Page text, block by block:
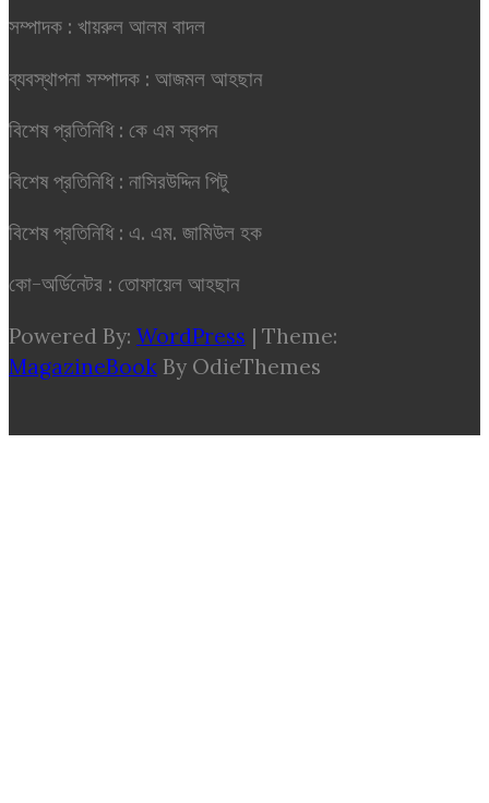
সম্পাদক : খায়রুল আলম বাদল
ব্যবস্থাপনা সম্পাদক : আজমল আহছান
বিশেষ প্রতিনিধি : কে এম স্বপন
বিশেষ প্রতিনিধি : নাসিরউদ্দিন পিটু
বিশেষ প্রতিনিধি : এ. এম. জামিউল হক
কো-অর্ডিনেটর : তোফায়েল আহছান
Powered By: WordPress | Theme:
MagazineBook By OdieThemes